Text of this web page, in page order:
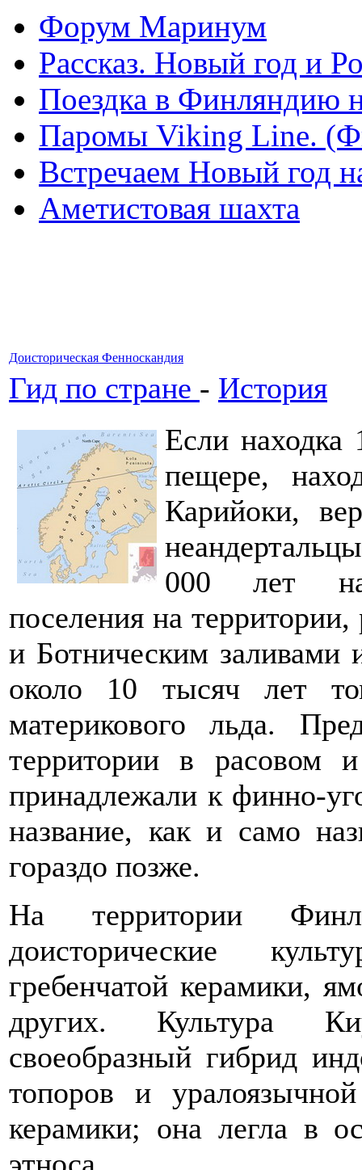
Форум Маринум
Рассказ. Новый год и
Поездка в Финляндию
Паромы Viking Line.
Встречаем Новый год
Аметистовая шахта
Доисторическая Фенноскандия
Гид по стране - История
Если находка
пещере,
Карийоки,
000 лет
поселения на
и Ботническим заливами
около 10 тысяч лет
материкового льда.
территории в расовом
принадлежали к финно-
название, как и само
гораздо позже.
На территории
доисторические
гребенчатой керамики,
других. Культура
своеобразный гибрид
топоров и
керамики; она легла в